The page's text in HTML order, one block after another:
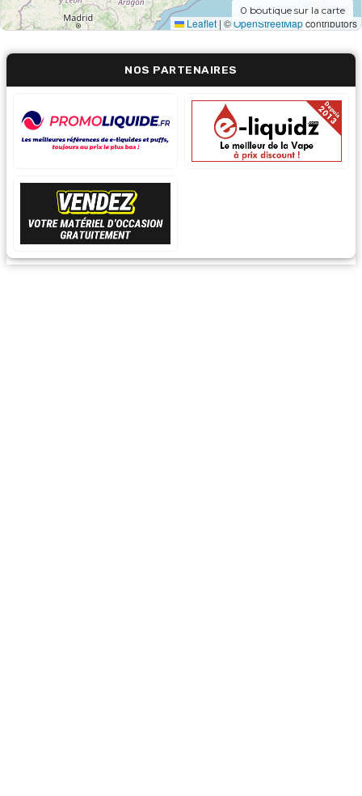
Leaflet | ©OpenStreetMapcontributors
0 boutique sur la carte
NOS PARTENAIRES